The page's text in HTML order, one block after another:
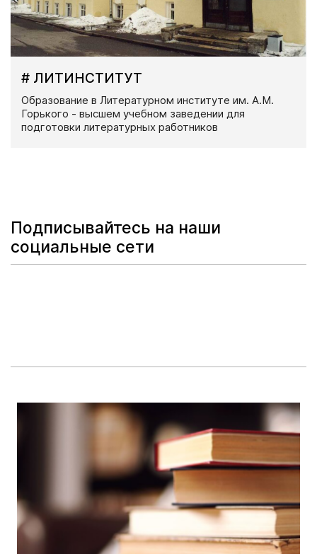
# ЛИТИНСТИТУТ
Образование в Литературном институте им. А.М.
Горького - высшем учебном заведении для
подготовки литературных работников
Подписывайтесь на наши
социальные сети